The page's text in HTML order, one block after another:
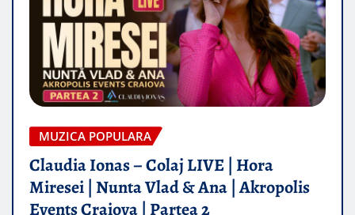
MUZICA POPULARA
Claudia Ionas – Colaj LIVE | Hora
Miresei | Nunta Vlad & Ana | Akropolis
Events Craiova | Partea 2